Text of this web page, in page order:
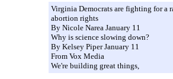
Virginia Democrats are fighting for a
abortion rights
By Nicole Narea January 11
Why is science slowing down?
By Kelsey Piper January 11
From Vox Media
We're building great things,